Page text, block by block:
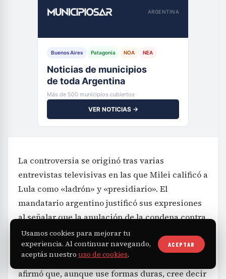
ARGENTINA
Buenos Aires Patagonia NOA NEA
Noticias de municipios
de toda Argentina
Más de 500 municipios cubiertos
VER NOTICIAS →
La controversia se originó tras varias
entrevistas televisivas en las que Milei calificó a
Lula como «ladrón» y «presidiario». El
mandatario argentino justificó sus expresiones
al señalar que la anulación de la condena contra
Lula se dio por un supuesto error administrativo
judicial, aunque no probó la inocencia del
presidente brasileño. En sus declaraciones
afirmó que, aunque use formas duras, cree decir
Usamos cookies para mejorar tu
experiencia. Al continuar navegando,
aceptás nuestro uso de cookies.
ACEPTAR